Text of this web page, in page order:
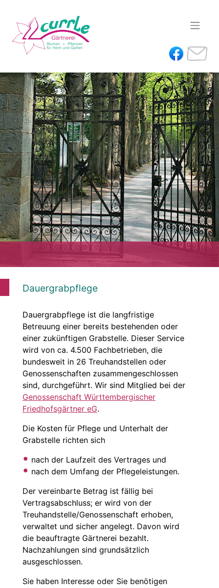
Dauergrabpflege
Dauergrabpflege ist die langfristige
Betreuung einer bereits bestehenden oder
einer zukünftigen Grabstelle. Dieser Service
wird von ca. 4.500 Fachbetrieben, die
bundesweit in 26 Treuhandstellen oder
Genossenschaften zusammengeschlossen
sind, durchgeführt. Wir sind Mitglied bei der
Genossenschaft Württembergischer
Friedhofsgärtner eG.
Die Kosten für Pflege und Unterhalt der
Grabstelle richten sich
nach der Laufzeit des Vertrages und
nach dem Umfang der Pflegeleistungen.
Der vereinbarte Betrag ist fällig bei
Vertragsabschluss; er wird von der
Treuhandstelle/Genossenschaft erhoben,
verwaltet und sicher angelegt. Davon wird
die beauftragte Gärtnerei bezahlt.
Nachzahlungen sind grundsätzlich
ausgeschlossen.
Sie haben Interesse oder Sie benötigen